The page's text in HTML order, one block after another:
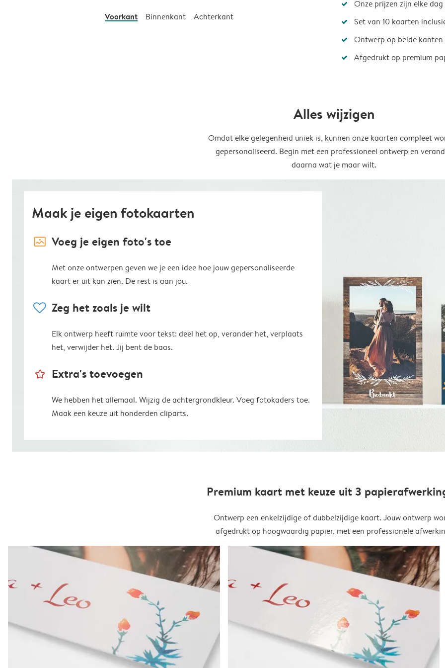
Voorkant Binnenkant Achterkant
Onze prijzen zijn elke
Set van 10 kaarten
Ontwerp op beide kanten
Afgedrukt op premium
Alles wijzigen
Omdat elke gelegenheid uniek is, kunnen onze kaarten compleet
gepersonaliseerd. Begin met een professioneel ontwerp en
daarna wat je maar wilt.
Maak je eigen fotokaarten
image_placeholder Voeg je eigen foto's toe
Met onze ontwerpen geven we je een idee hoe jouw gepersonaliseerde
kaart er uit kan zien. De rest is aan jou.
heart Zeg het zoals je wilt
Elk ontwerp heeft ruimte voor tekst: deel het op, verander het, verplaats
het, verwijder het. Jij bent de baas.
star_outline Extra's toevoegen
We hebben het allemaal. Wijzig de achtergrondkleur. Voeg fotokaders toe.
Maak een keuze uit honderden cliparts.
Premium kaart met keuze uit 3
Ontwerp een enkelzijdige of dubbelzijdige kaart. Jouw ontwerp
afgedrukt op hoogwaardig papier, met een professionele